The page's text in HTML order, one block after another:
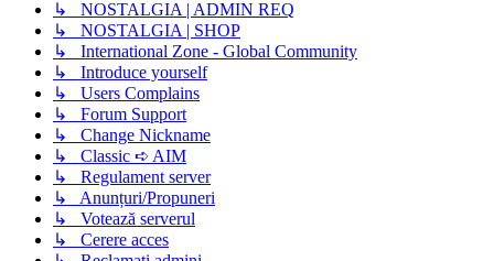
↳ NOSTALGIA | ADMIN REQ
↳ NOSTALGIA | SHOP
↳ International Zone - Global Community
↳ Introduce yourself
↳ Users Complains
↳ Forum Support
↳ Change Nickname
↳ Classic ➪ AIM
↳ Regulament server
↳ Anunțuri/Propuneri
↳ Votează serverul
↳ Cerere acces